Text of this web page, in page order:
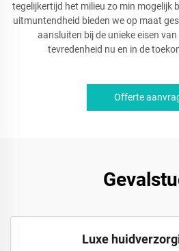
tegelijkertijd het milieu zo min mogelijk
uitmuntendheid bieden we op maat
aansluiten bij de unieke eisen
tevredenheid nu en in de
Offerte
Luxe